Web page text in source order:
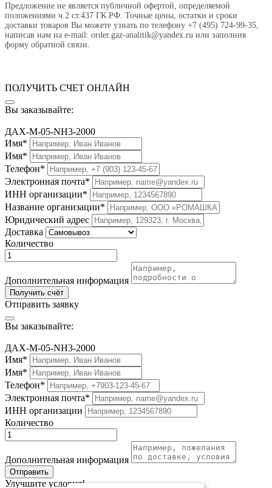
Предложение не является публичной офертой, определяемой
положениями ч.2 ст.437 ГК РФ. Точные цены, остатки и сроки
доставки товаров Вы можете узнать по телефону +7 (495) 724-99-35,
написав нам на e-mail: order.gaz-analitik@yandex.ru или заполнив
форму обратной связи.
ПОЛУЧИТЬ СЧЕТ ОНЛАЙН
Вы заказывайте:
ДАХ-М-05-NH3-2000
Имя*
Имя*
Телефон*
Электронная почта*
ИНН организации*
Название организации*
Юридический адрес
Доставка
Количество
Дополнительная информация
Получить счёт
Отправить заявку
Вы заказывайте:
ДАХ-М-05-NH3-2000
Имя*
Имя*
Телефон*
Электронная почта*
ИНН организации
Количество
Дополнительная информация
Отправить
Улучшите условия!